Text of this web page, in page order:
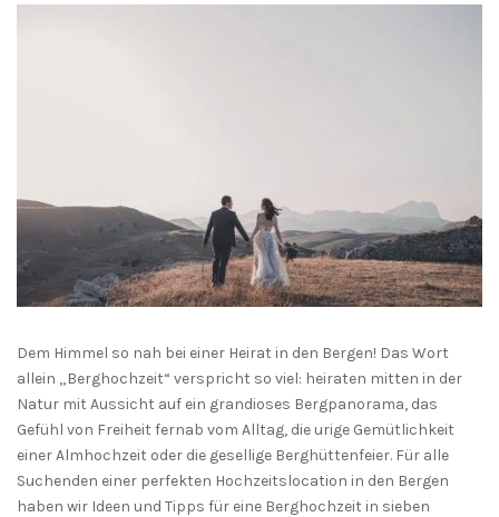
Dem Himmel so nah bei einer Heirat in den Bergen! Das Wort
allein „Berghochzeit“ verspricht so viel: heiraten mitten in der
Natur mit Aussicht auf ein grandioses Bergpanorama, das
Gefühl von Freiheit fernab vom Alltag, die urige Gemütlichkeit
einer Almhochzeit oder die gesellige Berghüttenfeier. Für alle
Suchenden einer perfekten Hochzeitslocation in den Bergen
haben wir Ideen und Tipps für eine Berghochzeit in sieben